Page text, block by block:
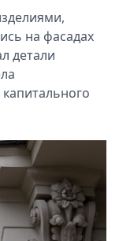
на фасадах
детали